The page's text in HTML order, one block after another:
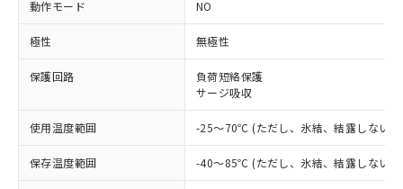
動作モード NO
極性 無極性
保護回路
負荷短絡保護
サージ吸収
使用温度範囲 -25～70℃ (ただし、氷結、結露しない
保存温度範囲 -40～85℃ (ただし、氷結、結露しない
ご利用条件
対応済み：EU RoHS指令（10物質）の
非含有に対応した製品が提供可能な商品で
す。
対応予定：EU RoHS指令（10物質）の非含
有に対応した製品に切り替える予定のある